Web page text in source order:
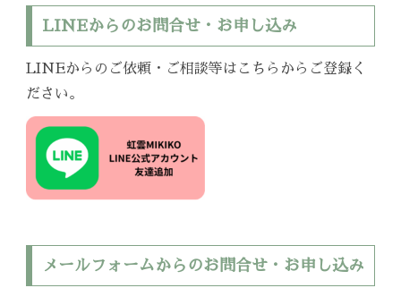
LINEからのお問合せ・お申し込み
LINEからのご依頼・ご相談等はこちらからご登録く
ださい。
メールフォームからのお問合せ・お申し込み